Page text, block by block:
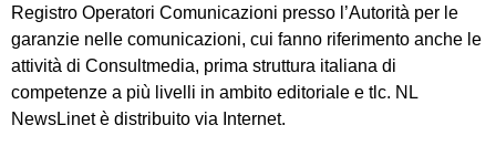
Registro Operatori Comunicazioni presso l’Autorità per le
garanzie nelle comunicazioni, cui fanno riferimento anche le
attività di Consultmedia, prima struttura italiana di
competenze a più livelli in ambito editoriale e tlc. NL
NewsLinet è distribuito via Internet.